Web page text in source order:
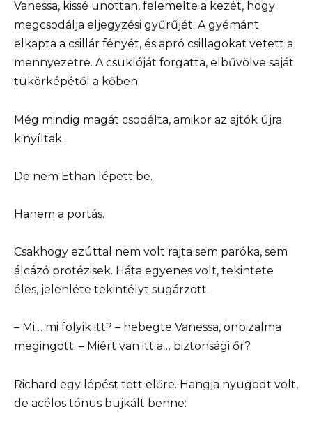
Vanessa, kissé unottan, felemelte a kezét, hogy
megcsodálja eljegyzési gyűrűjét. A gyémánt
elkapta a csillár fényét, és apró csillagokat vetett a
mennyezetre. A csuklóját forgatta, elbűvölve saját
tükörképétől a kőben.
Még mindig magát csodálta, amikor az ajtók újra
kinyíltak.
De nem Ethan lépett be.
Hanem a portás.
Csakhogy ezúttal nem volt rajta sem paróka, sem
álcázó protézisek. Háta egyenes volt, tekintete
éles, jelenléte tekintélyt sugárzott.
– Mi… mi folyik itt? – hebegte Vanessa, önbizalma
megingott. – Miért van itt a… biztonsági őr?
Richard egy lépést tett előre. Hangja nyugodt volt,
de acélos tónus bujkált benne: